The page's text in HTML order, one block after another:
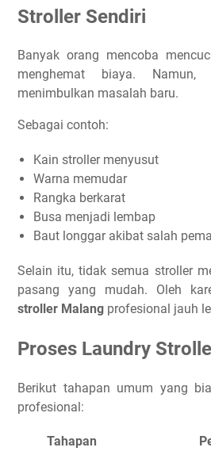
Stroller Sendiri
Banyak orang mencoba
menghemat biaya.
menimbulkan masalah baru.
Sebagai contoh:
Kain stroller menyusut
Warna memudar
Rangka berkarat
Busa menjadi lembap
Baut longgar akibat salah
Selain itu, tidak semua stroller
pasang yang mudah. Oleh
stroller Malang profesional jauh
Proses Laundry
Berikut tahapan umum yang
profesional:
Tahapan